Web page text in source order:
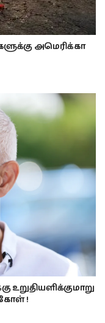
அமெரிக்கா
உறுதியளிக்குமாறு
!